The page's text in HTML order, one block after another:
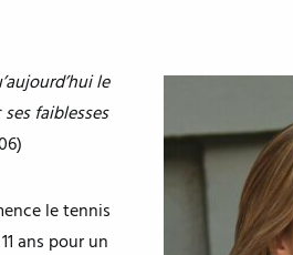
le
faiblesses
le tennis
ans pour un